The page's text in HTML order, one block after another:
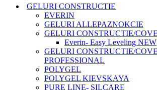
GELURI CONSTRUCTIE
EVERIN
GELURI ALLEPAZNOKCIE
GELURI CONSTRUCTIE/
Everin- Easy Leveling NEW
GELURI CONSTRUCTIE/
PROFESSIONAL
POLYGEL
POLYGEL KIEVSKAYA
PURE LINE- SILCARE